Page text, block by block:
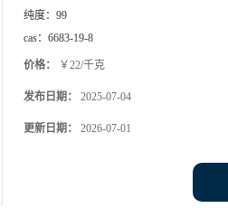
纯度： 99
cas： 6683-19-8
价格： ￥22/千克
发布日期： 2025-07-04
更新日期： 2026-07-01